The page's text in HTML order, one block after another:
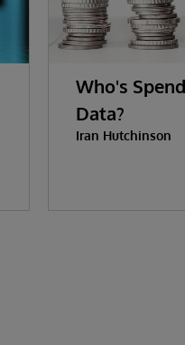
Who's
Data?
Iran Hutchinson